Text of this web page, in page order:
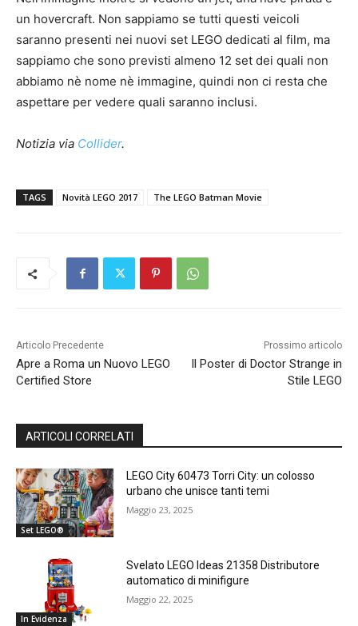
un hovercraft. Non sappiamo se tutti questi veicoli
saranno presenti nei nuovi set LEGO dedicati al film, ma
sappiamo che sono previsti almeno 12 set dei quali non
abbiamo nè nome nè immagine, quindi non ci resta che
aspettare per vedere quali saranno inclusi.
Notizia via Collider.
TAGS Novità LEGO 2017 The LEGO Batman Movie
Articolo Precedente
Apre a Roma un Nuovo LEGO
Certified Store
Prossimo articolo
Il Poster di Doctor Strange in
Stile LEGO
ARTICOLI CORRELATI
Set LEGO®
LEGO City 60473 Torri City: un colosso
urbano che unisce tanti temi
Maggio 23, 2025
In Evidenza
Svelato LEGO Ideas 21358 Distributore
automatico di minifigure
Maggio 22, 2025